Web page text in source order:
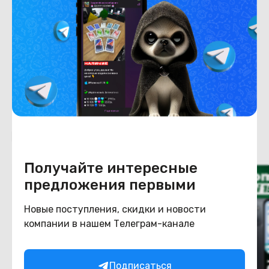
Получайте интересные
предложения первыми
Новые поступления, скидки и новости
компании в нашем Телеграм-канале
Подписаться
Емкость накопителя 256
Конструкция
Цвет черный